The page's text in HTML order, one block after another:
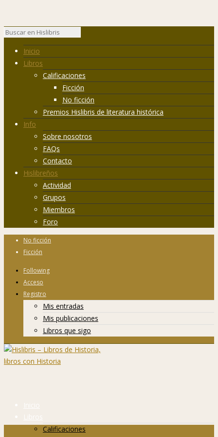
Inicio
Libros
Calificaciones
Ficción
No ficción
Premios Hislibris de literatura histórica
Info
Sobre nosotros
FAQs
Contacto
Hislibreños
Actividad
Grupos
Miembros
Foro
No ficción
Ficción
Following
Acceso
Registro
Mis entradas
Mis publicaciones
Libros que sigo
Inicio
Libros
Calificaciones